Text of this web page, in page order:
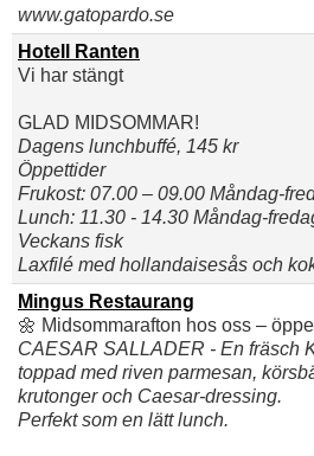
www.gatopardo.se
Hotell Ranten
Vi har stängt
GLAD MIDSOMMAR!
Dagens lunchbuffé, 145 kr
Öppettider
Frukost: 07.00 – 09.00 Måndag-
Lunch: 11.30 - 14.30 Måndag-
Veckans fisk
Laxfilé med hollandaisesås och
Mingus Restaurang
🌼 Midsommarafton hos oss –
CAESAR SALLADER - En fräsch
toppad med riven parmesan,
krutonger och Caesar-dressing.
Perfekt som en lätt lunch.